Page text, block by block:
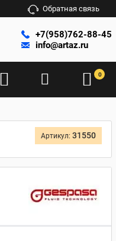
Обратная связь
+7(958)762-88-45
info@artaz.ru
0
Артикул: 31550